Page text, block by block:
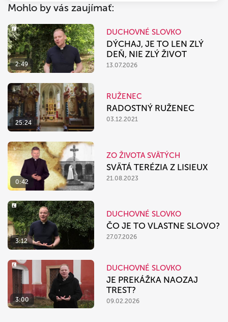
Mohlo by vás zaujímať:
2:49
DUCHOVNÉ SLOVKO
DÝCHAJ, JE TO LEN ZLÝ
DEŇ, NIE ZLÝ ŽIVOT
13.07.2026
25:24
RUŽENEC
RADOSTNÝ RUŽENEC
03.12.2021
0:42
ZO ŽIVOTA SVÄTÝCH
SVÄTÁ TERÉZIA Z LISIEUX
21.08.2023
3:12
DUCHOVNÉ SLOVKO
ČO JE TO VLASTNE SLOVO?
27.07.2026
3:00
DUCHOVNÉ SLOVKO
JE PREKÁŽKA NAOZAJ
TREST?
09.02.2026